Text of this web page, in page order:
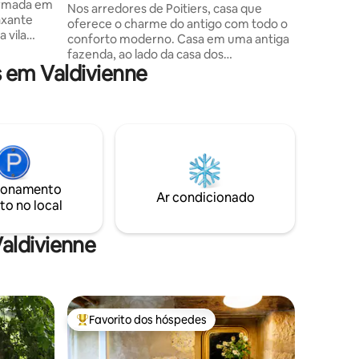
em
vila
+
Civaux,
3-4
minutos do Futuroscope
Nos arredores de Poitiers, casa que
oferece o charme do antigo com todo o
conforto moderno. Casa em uma antiga
fazenda, ao lado da casa dos
proprietários. Entrada independente,
terraço e jardim. No andar térreo, você
você acessa um patamar com canto de
escritório que leva a um grande quarto
com cama confortável de 160 e um
Valdivienne
no local
Ar condicionado
Favoritos dos hóspedes mais apreciados
Favorito dos hóspedes